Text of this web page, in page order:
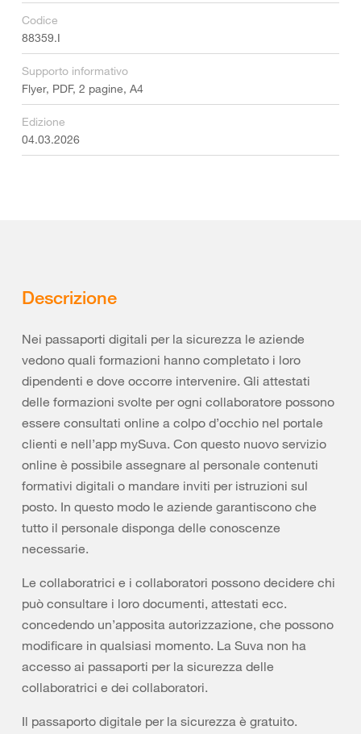
Codice
88359.I
Supporto informativo
Flyer, PDF, 2 pagine, A4
Edizione
04.03.2026
Descrizione
Nei passaporti digitali per la sicurezza le aziende
vedono quali formazioni hanno completato i loro
dipendenti e dove occorre intervenire. Gli attestati
delle formazioni svolte per ogni collaboratore possono
essere consultati online a colpo d’occhio nel portale
clienti e nell’app mySuva. Con questo nuovo servizio
online è possibile assegnare al personale contenuti
formativi digitali o mandare inviti per istruzioni sul
posto. In questo modo le aziende garantiscono che
tutto il personale disponga delle conoscenze
necessarie.
Le collaboratrici e i collaboratori possono decidere chi
può consultare i loro documenti, attestati ecc.
concedendo un’apposita autorizzazione, che possono
modificare in qualsiasi momento. La Suva non ha
accesso ai passaporti per la sicurezza delle
collaboratrici e dei collaboratori.
Il passaporto digitale per la sicurezza è gratuito.